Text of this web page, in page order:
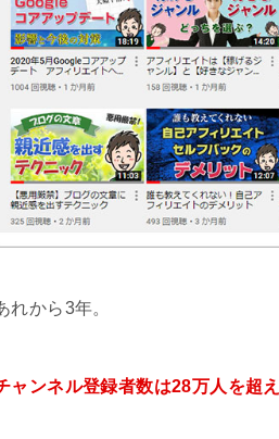
れから3年。
ャンネル登録者数は28万人を超え